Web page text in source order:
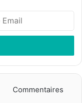
Commentaires